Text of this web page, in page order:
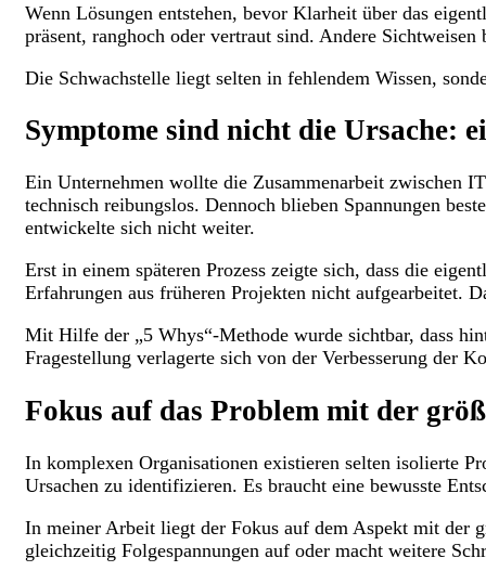
Wenn Lösungen entstehen, bevor Klarheit über das
präsent, ranghoch oder vertraut sind. Andere
Die Schwachstelle liegt selten in fehlendem Wissen,
Symptome sind nicht die Ursache:
Ein Unternehmen wollte die Zusammenarbeit zwischen
technisch reibungslos. Dennoch blieben Spannungen
entwickelte sich nicht weiter.​​
Erst in einem späteren Prozess zeigte sich, dass die
Erfahrungen aus früheren Projekten nicht aufgearbeitet.
Mit Hilfe der „5 Whys“-Methode wurde sichtbar, dass
Fragestellung verlagerte sich von der Verbesserung der
Fokus auf das Problem mit der
In komplexen Organisationen existieren selten isolierte
Ursachen zu identifizieren. Es braucht eine bewusste
In meiner Arbeit liegt der Fokus auf dem Aspekt mit der
gleichzeitig Folgespannungen auf oder macht weitere